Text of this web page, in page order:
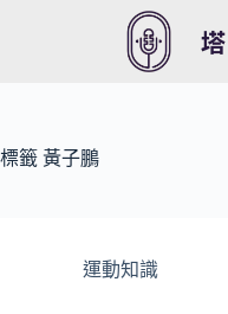
容
標籤 黃子鵬
運動知識